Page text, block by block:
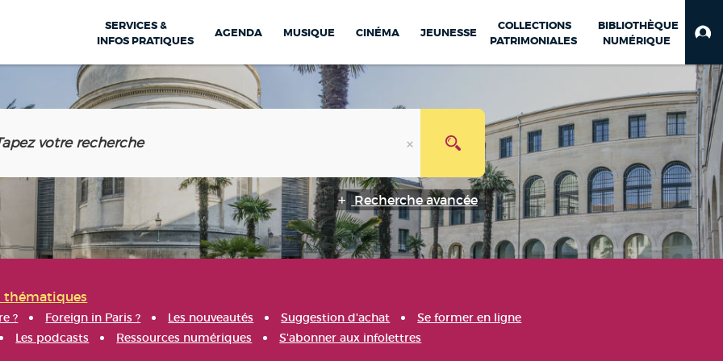
SERVICES &
INFOS PRATIQUES
AGENDA MUSIQUE CINÉMA JEUNESSE
COLLECTIONS
PATRIMONIALES
BIBLIOTHÈQUE
NUMÉRIQUE
Recherche avancée
thématiques
? Foreign in Paris ? Les nouveautés Suggestion d'achat
Se former en ligne
Les podcasts Ressources numériques S'abonner aux infolettres